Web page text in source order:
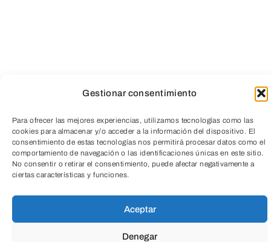
Gestionar consentimiento
Para ofrecer las mejores experiencias, utilizamos tecnologías como las
cookies para almacenar y/o acceder a la información del dispositivo. El
consentimiento de estas tecnologías nos permitirá procesar datos como el
comportamiento de navegación o las identificaciones únicas en este sitio.
No consentir o retirar el consentimiento, puede afectar negativamente a
ciertas características y funciones.
Aceptar
Denegar
TeleEntradas